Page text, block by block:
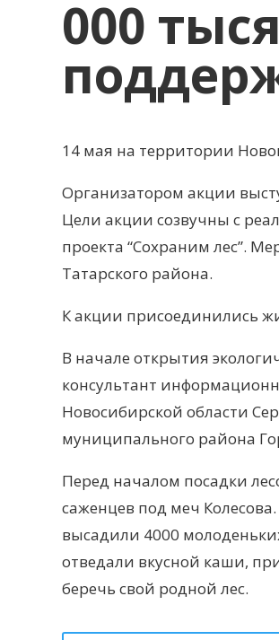
000
14 мая на территории
Организатором акции
Цели акции созвучны с
проекта “Сохраним лес”.
Татарского района.
К акции присоединились
В начале открытия
консультант
Новосибирской области
муниципального района
Перед началом посадки
саженцев под меч
высадили 4000
отведали вкусной каши,
беречь свой родной лес.